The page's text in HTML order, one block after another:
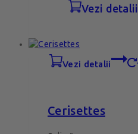
vezi detalii
vezi detalii
Cerisettes